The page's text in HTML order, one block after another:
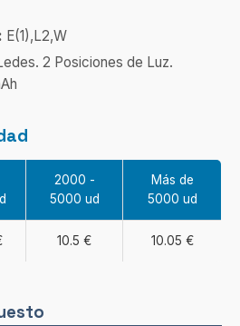
E(1),L2,W
2 Posiciones de Luz.
2000 -
5000 ud
Más de
5000 ud
10.5 € 10.05 €